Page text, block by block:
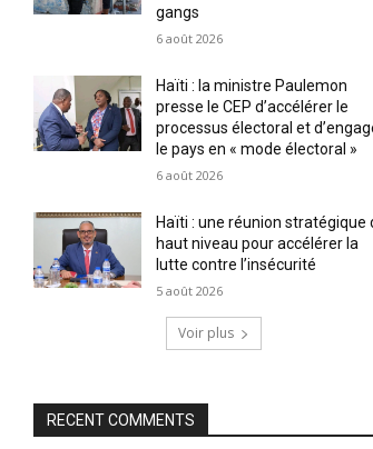
gangs
6 août 2026
Haïti : la ministre Paulemon
presse le CEP d’accélérer le
processus électoral et
le pays en « mode électoral »
6 août 2026
Haïti : une réunion stratégique
haut niveau pour accélérer la
lutte contre l’insécurité
5 août 2026
Voir plus
RECENT COMMENTS